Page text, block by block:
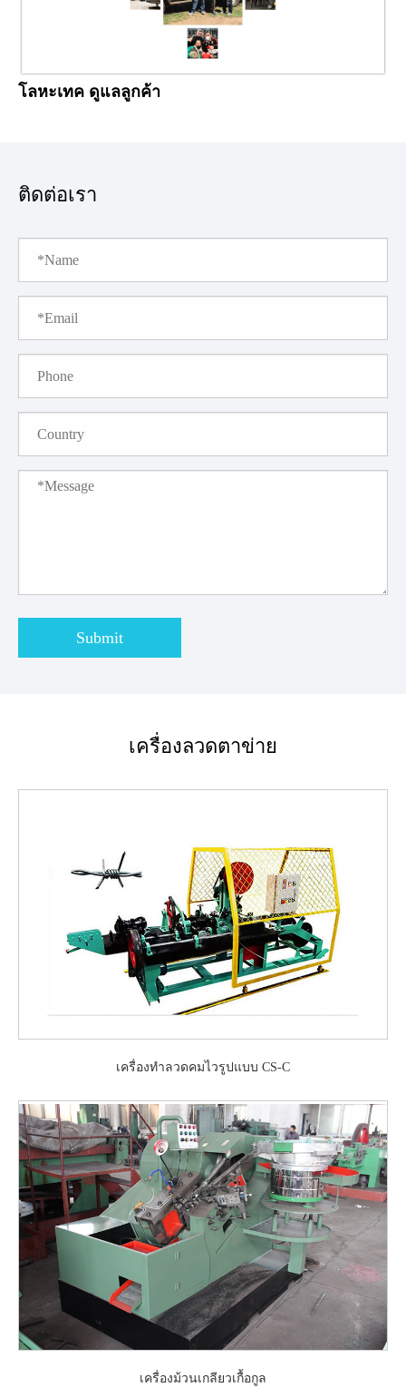
โลหะเทค ดูแลลูกค้า
ติดต่อเรา
Submit
เครื่องลวดตาข่าย
เครื่องทำลวดคมไวรูปแบบ CS-C
เครื่องม้วนเกลียวเกื้อกูล